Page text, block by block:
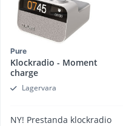
Pure
Klockradio - Moment
charge
Lagervara
NY! Prestanda klockradio